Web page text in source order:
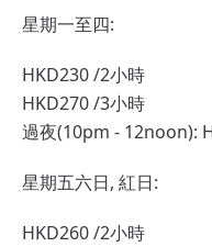
星期一至四:
HKD230 /2小時
HKD270 /3小時
過夜(10pm - 12noon):
星期五六日, 紅日:
HKD260 /2小時